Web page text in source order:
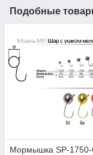
Подобные
Мормышка SP-1750-